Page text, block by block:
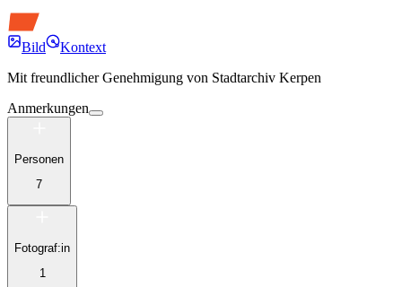
Bild
Kontext
Mit freundlicher Genehmigung von Stadtarchiv Kerpen
Anmerkungen
Personen
7
Fotograf:in
1